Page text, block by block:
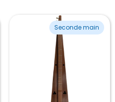
Seconde main